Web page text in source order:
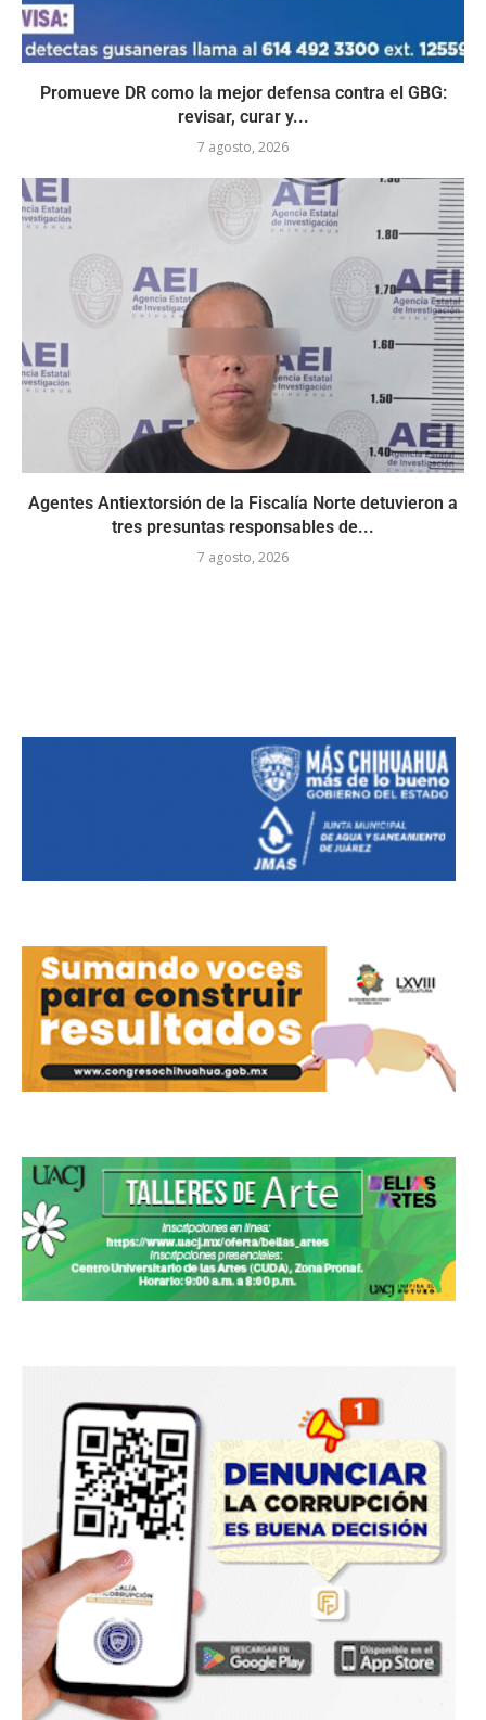
Promueve DR como la mejor defensa contra el GBG:
revisar, curar y...
7 agosto, 2026
Agentes Antiextorsión de la Fiscalía Norte detuvieron a
tres presuntas responsables de...
7 agosto, 2026